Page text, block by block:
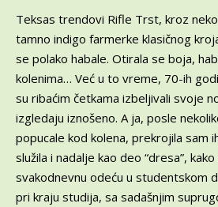
Teksas trendovi Rifle Trst, kroz
tamno indigo farmerke klasičnog
se polako habale. Otirala se boja,
kolenima… Već u to vreme, 70-ih
su ribaćim četkama izbeljivali svoje
izgledaju iznošeno. A ja, posle
popucale kod kolena, prekrojila sam
služila i nadalje kao deo “dresa”,
svakodnevnu odeću u studentskom
pri kraju studija, sa sadašnjim